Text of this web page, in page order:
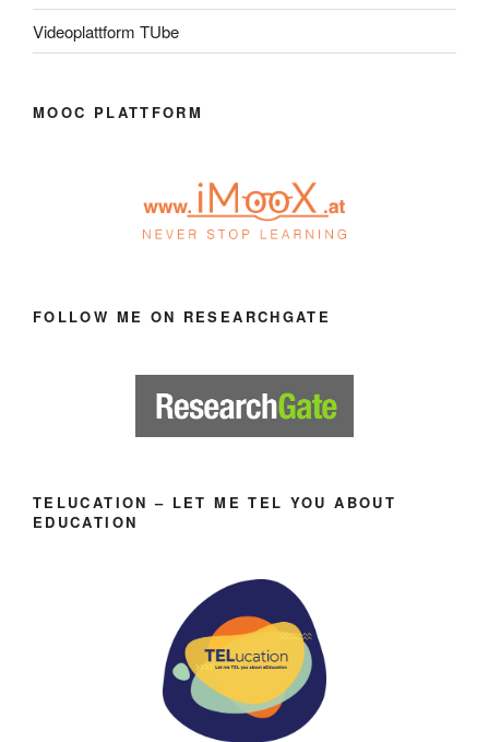
Videoplattform TUbe
MOOC PLATTFORM
FOLLOW ME ON RESEARCHGATE
TELUCATION – LET ME TEL YOU ABOUT
EDUCATION